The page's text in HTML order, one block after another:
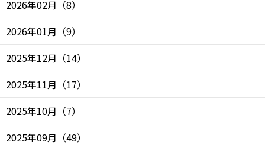
2026年02月 （8）
2026年01月 （9）
2025年12月 （14）
2025年11月 （17）
2025年10月 （7）
2025年09月 （49）